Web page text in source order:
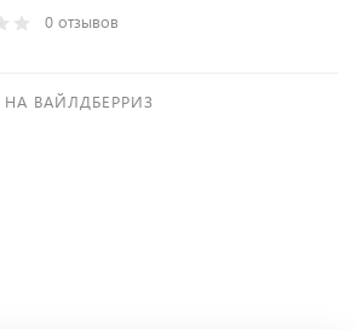
0 отзывов
ВАЙЛДБЕРРИЗ